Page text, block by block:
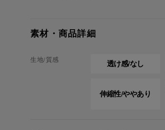
素材・商品詳細
生地/質感 透け感/なし
伸縮性/ややあり